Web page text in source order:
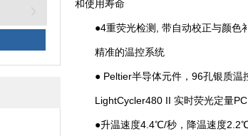
和使用寿命
●4重荧光检测, 带自动校正与颜色
精准的温控系统
● Peltier半导体元件，96孔银质温
LightCycler480 II 实时荧光定量
●升温速度4.4℃/秒，降温速度